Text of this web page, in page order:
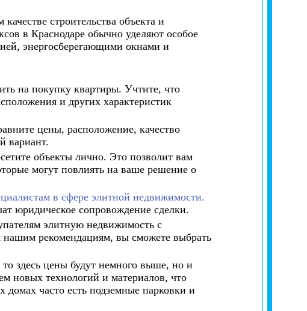
строительства объекта и
в Краснодаре обычно уделяют особое
энергосберегающими окнами и
на покупку квартиры. Учтите, что
и других характеристик
цены, расположение, качество
вариант.
объекты лично. Это позволит вам
могут повлиять на ваше решение о
в сфере элитной недвижимости.
юридическое сопровождение сделки.
элитную недвижимость с
нашим рекомендациям, вы сможете выбрать
то здесь цены будут немного выше, но и
новых технологий и материалов, что
часто есть подземные парковки и